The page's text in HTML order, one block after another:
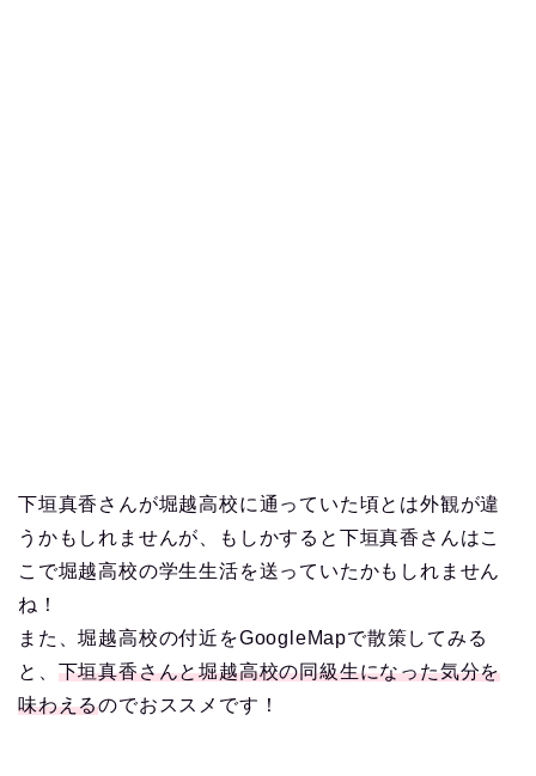
下垣真香さんが堀越高校に通っていた頃とは外観が違
うかもしれませんが、もしかすると下垣真香さんはこ
こで堀越高校の学生生活を送っていたかもしれません
ね！
また、堀越高校の付近をGoogleMapで散策してみる
と、 下垣真香さんと堀越高校の同級生になった気分を
味わえるのでおススメです！